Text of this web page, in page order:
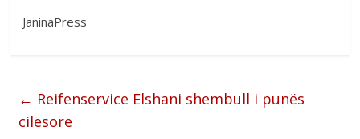
JaninaPress
← Reifenservice Elshani shembull i punës
cilësore